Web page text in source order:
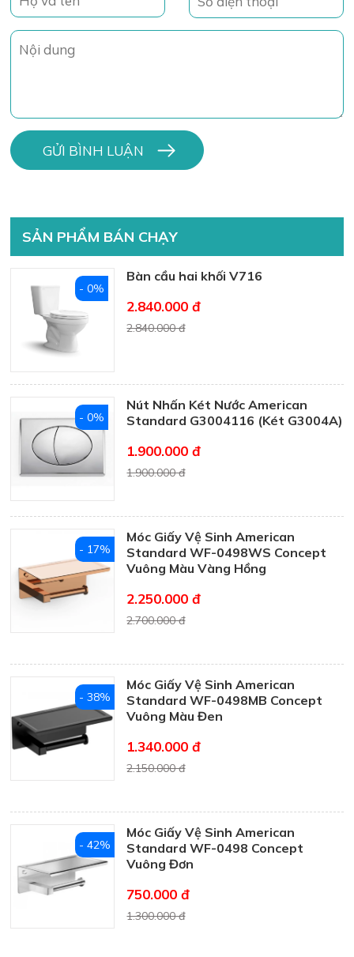
SẢN PHẨM BÁN CHẠY
Bàn cầu hai khối V716
2.840.000 đ
2.840.000 đ
- 0%
Nút Nhấn Két Nước American
Standard G3004116 (Két G3004A)
1.900.000 đ
1.900.000 đ
- 0%
Móc Giấy Vệ Sinh American
Standard WF-0498WS Concept
Vuông Màu Vàng Hồng
2.250.000 đ
2.700.000 đ
- 17%
Móc Giấy Vệ Sinh American
Standard WF-0498MB Concept
Vuông Màu Đen
1.340.000 đ
2.150.000 đ
- 38%
Móc Giấy Vệ Sinh American
Standard WF-0498 Concept
Vuông Đơn
750.000 đ
1.300.000 đ
- 42%